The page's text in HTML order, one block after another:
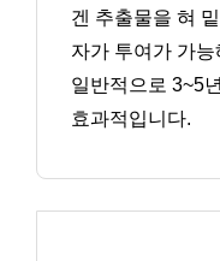
겐 추출물을 혀
자가 투여가 가
일반적으로 3~5
효과적입니다.